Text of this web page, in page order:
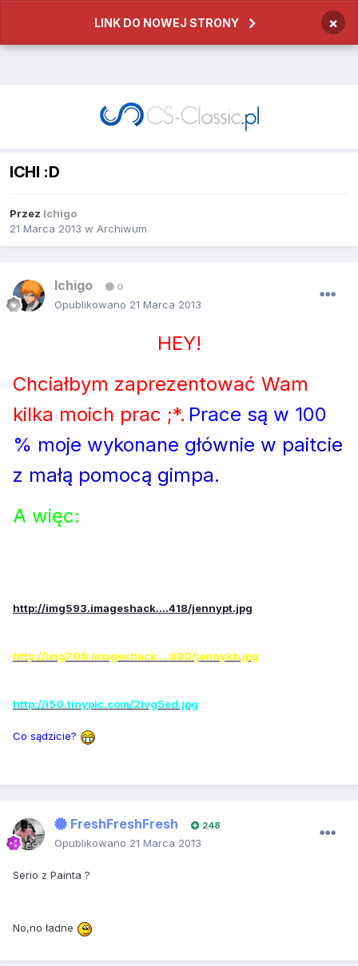
LINK DO NOWEJ STRONY ×
ICHI :D
Przez Ichigo
21 Marca 2013 w Archiwum
Ichigo 0
Opublikowano 21 Marca 2013
HEY!
Chciałbym zaprezentować Wam
kilka moich prac ;*. Prace są w 100
% moje wykonane głównie w paitcie
z małą pomocą gimpa.
A więc:
http://img593.imageshack....418/jennypt.jpg
http://img708.imageshack....880/jennykb.jpg
http://i50.tinypic.com/2lvg5ed.jpg
Co sądzicie?
FreshFreshFresh 248
Opublikowano 21 Marca 2013
Serio z Painta ?
No,no ładne